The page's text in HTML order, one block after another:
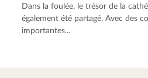
Dans la foulée, le trésor de la
également été partagé. Avec des
importantes...